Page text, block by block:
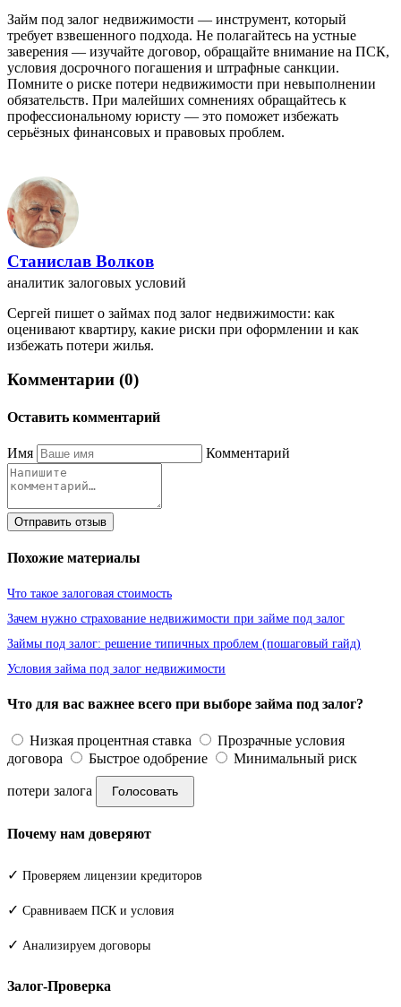
Займ под залог недвижимости — инструмент, который
требует взвешенного подхода. Не полагайтесь на устные
заверения — изучайте договор, обращайте внимание на ПСК,
условия досрочного погашения и штрафные санкции.
Помните о риске потери недвижимости при невыполнении
обязательств. При малейших сомнениях обращайтесь к
профессиональному юристу — это поможет избежать
серьёзных финансовых и правовых проблем.
Станислав Волков
аналитик залоговых условий
Сергей пишет о займах под залог недвижимости: как
оценивают квартиру, какие риски при оформлении и как
избежать потери жилья.
Комментарии (0)
Оставить комментарий
Имя Комментарий
Отправить отзыв
Похожие материалы
Что такое залоговая стоимость
Зачем нужно страхование недвижимости при займе под залог
Займы под залог: решение типичных проблем (пошаговый гайд)
Условия займа под залог недвижимости
Что для вас важнее всего при выборе займа под залог?
Низкая процентная ставка
Прозрачные условия
договора
Быстрое одобрение Минимальный риск
потери залога Голосовать
Почему нам доверяют
✓ Проверяем лицензии кредиторов
✓ Сравниваем ПСК и условия
✓ Анализируем договоры
Залог-Проверка